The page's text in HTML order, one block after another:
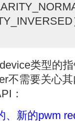
类型的
不需要关心
：
、新的pwm